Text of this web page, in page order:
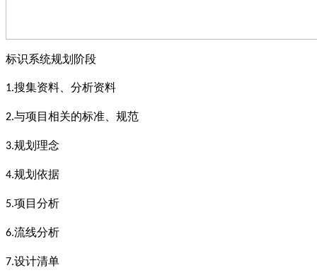
标识系统规划阶段
1.搜集资料、分析资料
2.与项目相关的标准、规范
3.规划理念
4.规划依据
5.项目分析
6.流线分析
7.设计清单